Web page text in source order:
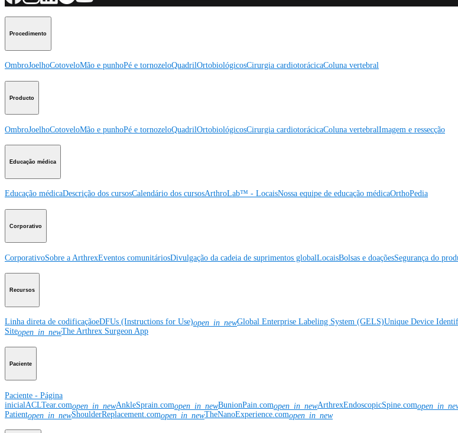
Procedimento
OmbroJoelhoCotoveloMão e punhoPé e tornozeloQuadrilOrtobiológicosCirurgia cardiotorácicaColuna vertebral
Producto
OmbroJoelhoCotoveloMão e punhoPé e tornozeloQuadrilOrtobiológicosCirurgia cardiotorácicaColuna vertebralImagem e ressecção
Educação médica
Educação médicaDescrição dos cursosCalendário dos cursosArthroLab™ - LocaisNossa equipe de educação médicaOrthoPedia
Corporativo
CorporativoSobre a ArthrexEventos comunitáriosDivulgação da cadeia de suprimentos globalLocaisBolsas e doaçõesSegurança do
Recursos
Linha direta de codificaçãoeDFUs (Instructions for Use)open_in_newGlobal Enterprise Labeling System (GELS)Unique Device
Siteopen_in_newThe Arthrex Surgeon App
Paciente
Paciente - Página
inicial ACLTear.comopen_in_newAnkleSprain.comopen_in_newBunionPain.comopen_in_newArthrexEndoscopicSpine.com
Patientopen_in_newShoulderReplacement.comopen_in_newTheNanoExperience.comopen_in_new